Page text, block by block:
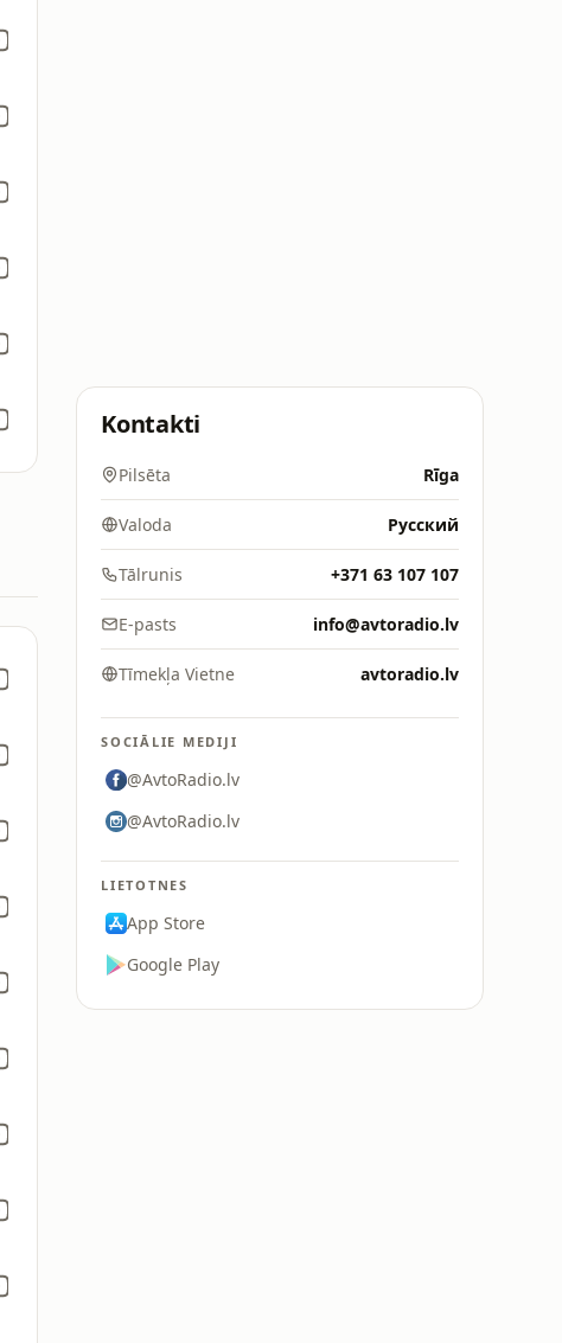
Kontakti
Pilsēta Rīga
Valoda Русский
Tālrunis +371 63 107 107
E-pasts info@avtoradio.lv
Tīmekļa Vietne avtoradio.lv
SOCIĀLIE MEDIJI
@AvtoRadio.lv
@AvtoRadio.lv
LIETOTNES
App Store
Google Play